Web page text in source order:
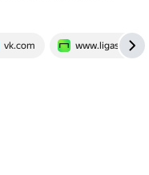
vk.com www.ligastavok.ru